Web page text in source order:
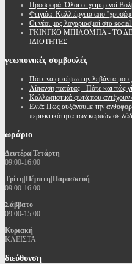
Προσφορά: Όλοι οι χειμερινοί
Φειγιόα: Καλλιέργεια απο
Oι νέοι μας λογαριασμοί στα
ΓΚΙΝΓΚΟ ΜΠΙΛΟΜΠΑ - ΤΟ
ΙΔΙΟΤΗΤΕΣ
γεωπονικές συμβουλές
Πότε να φυτέψω την λεβάντα μου ;
Λίπανση πατάτας - Πότε και πώς
Καλλωπιστικά φυτά που αντέχουν
Ελιά: Πως αυξάνουμε την
περιεκτικότητα των καρπών σε
ωράριο
Δευτέρα|Τετάρτη
09:00-16:00
Τρίτη|Πέμπτη|Παρασκευή
09:00-16:00
Σάββατο
09:00-15:00
Κυριακή
ΚΛΕΙΣΤΑ
διεύθυνση